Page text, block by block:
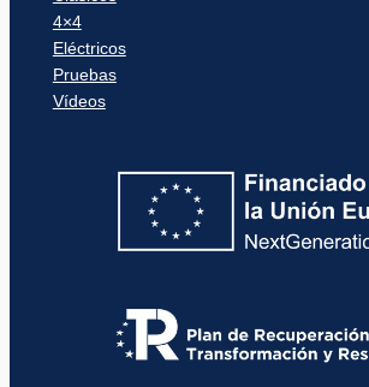
4×4
Eléctricos
Pruebas
Vídeos